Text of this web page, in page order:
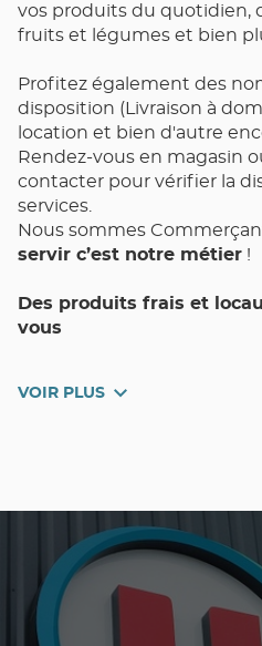
vos produits du quotidien,
fruits et légumes et bien
Profitez également des
disposition (Livraison à
location et bien d'autre
Rendez-vous en magasin
contacter pour vérifier la
services.
Nous sommes
servir c’est notre métier !
Des produits frais et
vous
et toute son équipe met un
VOIR PLUS